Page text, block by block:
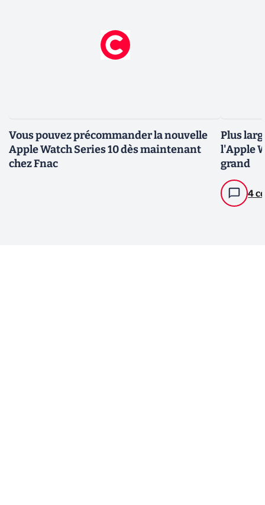
Vous pouvez précommander la nouvelle
Apple Watch Series 10 dès maintenant
chez Fnac
Plus
l'Apple
grand
4